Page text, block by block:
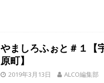
やましろふぉと＃１【
原町】
2019年3月13日 ALCO編集部